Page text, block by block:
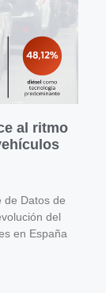
al ritmo
de Datos de
del
en España